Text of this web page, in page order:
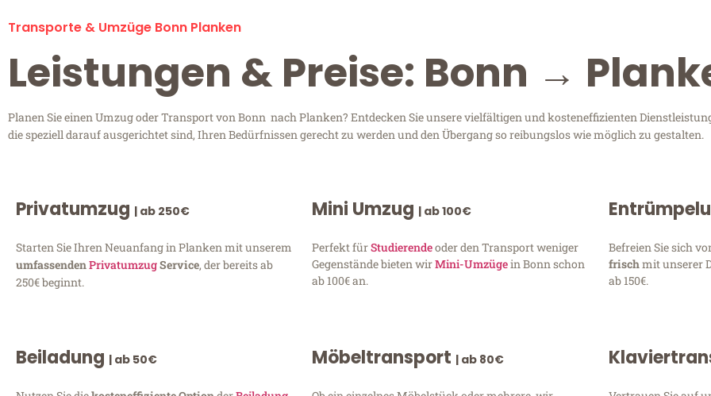
Transporte & Umzüge Bonn Planken
Leistungen & Preise: Bonn →
Planen Sie einen Umzug oder Transport von Bonn nach Planken? Entdecken Sie unsere vielfältigen und kosteneffizienten
die speziell darauf ausgerichtet sind, Ihren Bedürfnissen gerecht zu werden und den Übergang so reibungslos wie möglich zu gestalten.
Privatumzug | ab 250€
Starten Sie Ihren Neuanfang in Planken mit unserem
umfassendenPrivatumzugService, der bereits ab
250€ beginnt.
Mini Umzug | ab 100€
Perfekt fürStudierendeoder den Transport weniger
Gegenstände bieten wirMini-Umzügein Bonn schon
ab 100€ an.
Befreien Sie sich
frischmit unserer
ab 150€.
Beiladung | ab 50€ Möbeltransport | ab 80€